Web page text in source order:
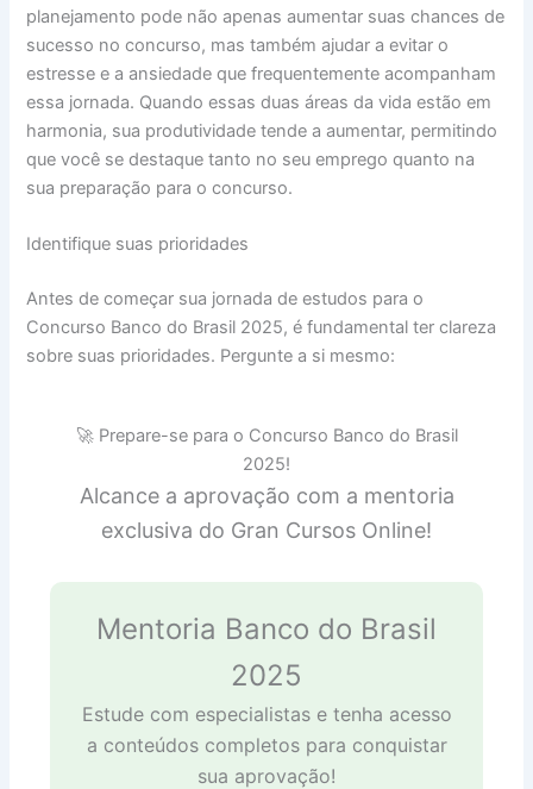
planejamento pode não apenas aumentar suas chances de
sucesso no concurso, mas também ajudar a evitar o
estresse e a ansiedade que frequentemente acompanham
essa jornada. Quando essas duas áreas da vida estão em
harmonia, sua produtividade tende a aumentar, permitindo
que você se destaque tanto no seu emprego quanto na
sua preparação para o concurso.
Identifique suas prioridades
Antes de começar sua jornada de estudos para o
Concurso Banco do Brasil 2025, é fundamental ter clareza
sobre suas prioridades. Pergunte a si mesmo:
🚀 Prepare-se para o Concurso Banco do Brasil
2025!
Alcance a aprovação com a mentoria
exclusiva do Gran Cursos Online!
Mentoria Banco do Brasil
2025
Estude com especialistas e tenha acesso
a conteúdos completos para conquistar
sua aprovação!